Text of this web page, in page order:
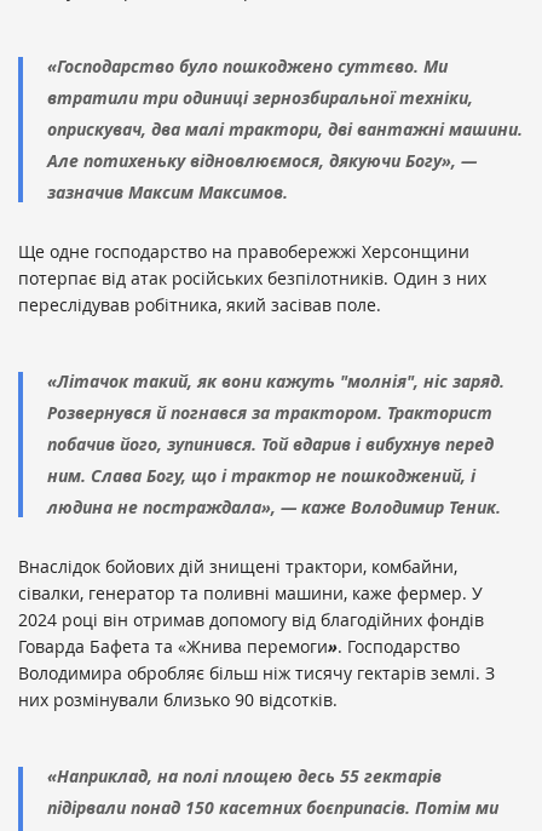
«Господарство було пошкоджено суттєво. Ми
втратили три одиниці зернозбиральної техніки,
оприскувач, два малі трактори, дві вантажні машини.
Але потихеньку відновлюємося, дякуючи Богу», —
зазначив Максим Максимов.
Ще одне господарство на правобережжі Херсонщини
потерпає від атак російських безпілотників. Один з них
переслідував робітника, який засівав поле.
«Літачок такий, як вони кажуть "молнія", ніс заряд.
Розвернувся й погнався за трактором. Тракторист
побачив його, зупинився. Той вдарив і вибухнув перед
ним. Слава Богу, що і трактор не пошкоджений, і
людина не постраждала», — каже Володимир Теник.
Внаслідок бойових дій знищені трактори, комбайни,
сівалки, генератор та поливні машини, каже фермер. У
2024 році він отримав допомогу від благодійних фондів
Говарда Бафета та «Жнива перемоги». Господарство
Володимира обробляє більш ніж тисячу гектарів землі. З
них розмінували близько 90 відсотків.
«Наприклад, на полі площею десь 55 гектарів
підірвали понад 150 касетних боєприпасів. Потім ми